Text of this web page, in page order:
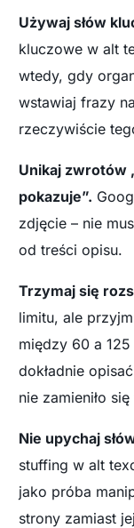
Używaj słów
kluczowe w alt
wtedy, gdy
wstawiaj frazy
rzeczywiście
Unikaj zwrotów
pokazuje”.
zdjęcie – nie
od treści opisu.
Trzymaj się
limitu, ale
między 60 a
dokładnie
nie zamieniło
Nie upychaj
stuffing w alt
jako próba
strony zamiast